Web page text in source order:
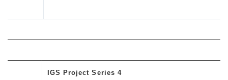
IGS Project Series 4